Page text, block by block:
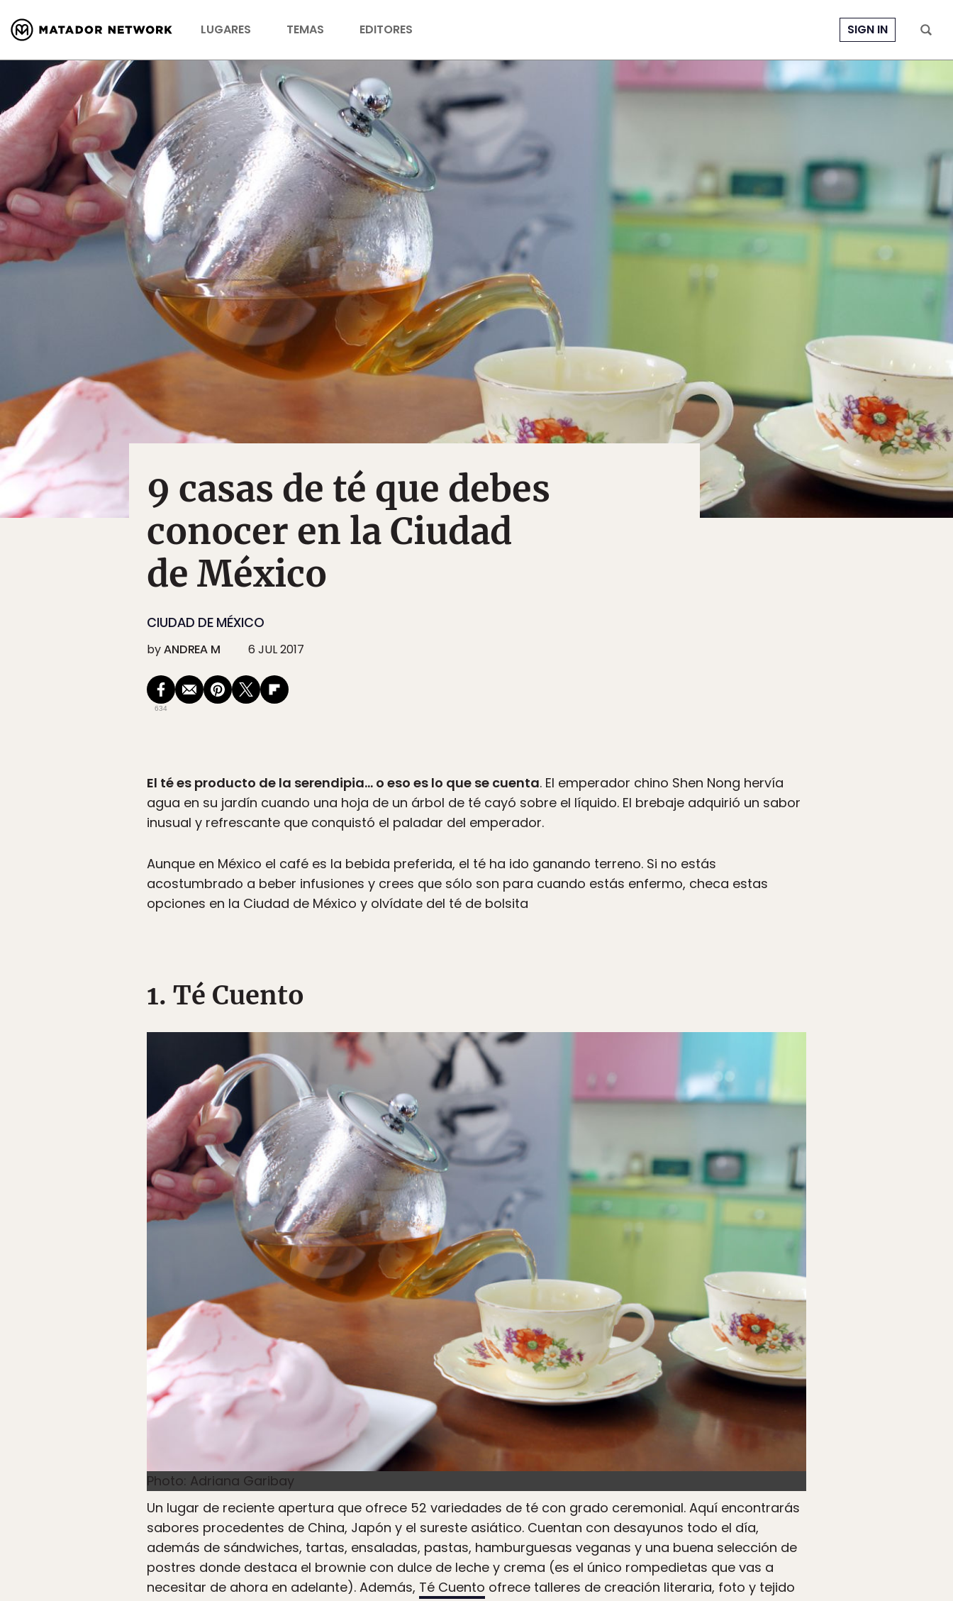
LUGARES TEMAS EDITORES SIGN IN
9 casas de té que debes
conocer en la Ciudad
de México
CIUDAD DE MÉXICO
byANDREA M 6 JUL 2017
634
El té es producto de la serendipia… o eso es lo que se cuenta. El emperador chino Shen Nong hervía
agua en su jardín cuando una hoja de un árbol de té cayó sobre el líquido. El brebaje adquirió un sabor
inusual y refrescante que conquistó el paladar del emperador.
Aunque en México el café es la bebida preferida, el té ha ido ganando terreno. Si no estás
acostumbrado a beber infusiones y crees que sólo son para cuando estás enfermo, checa estas
opciones en la Ciudad de México y olvídate del té de bolsita
1. Té Cuento
Photo: Adriana Garibay
Un lugar de reciente apertura que ofrece 52 variedades de té con grado ceremonial. Aquí encontrarás
sabores procedentes de China, Japón y el sureste asiático. Cuentan con desayunos todo el día,
además de sándwiches, tartas, ensaladas, pastas, hamburguesas veganas y una buena selección de
postres donde destaca el brownie con dulce de leche y crema (es el único rompedietas que vas a
necesitar de ahora en adelante). Además, Té Cuento ofrece talleres de creación literaria, foto y tejido